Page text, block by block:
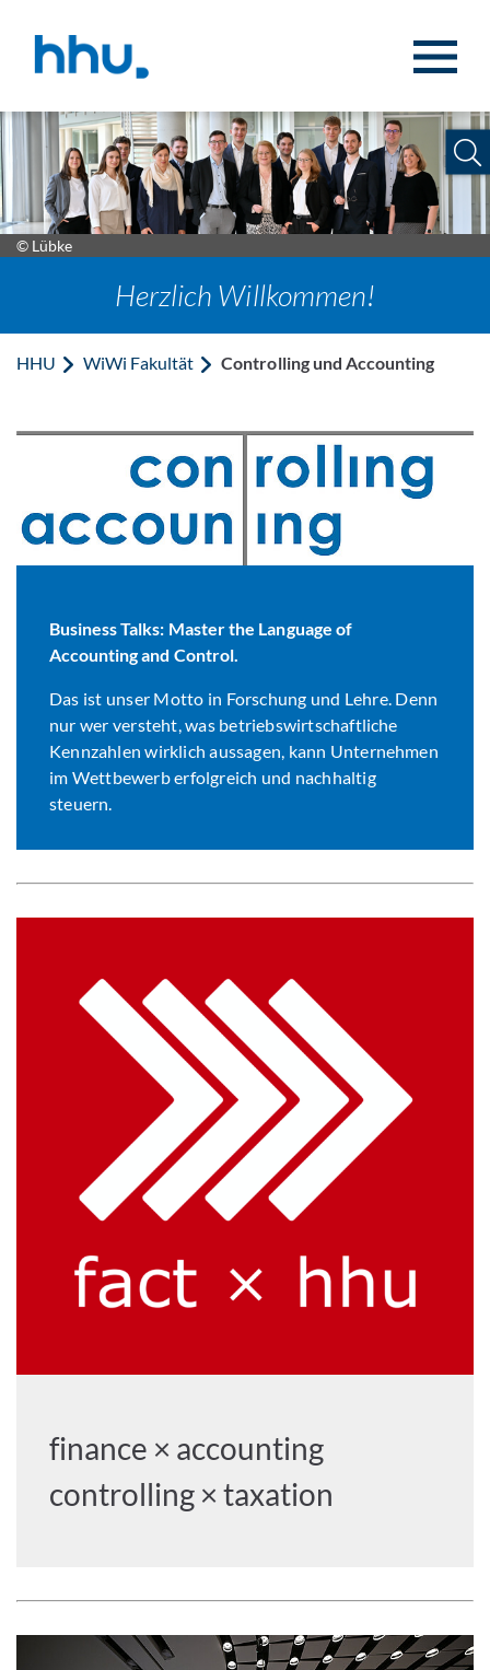
© Lübke
Herzlich Willkommen!
HHU WiWi Fakultät Controlling und Accounting
Business Talks: Master the Language of
Accounting and Control.
Das ist unser Motto in Forschung und Lehre. Denn
nur wer versteht, was betriebswirtschaftliche
Kennzahlen wirklich aussagen, kann Unternehmen
im Wettbewerb erfolgreich und nachhaltig
steuern.
finance × accounting
controlling × taxation